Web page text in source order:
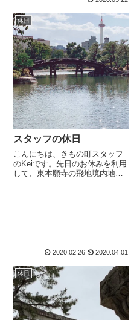
休日
スタッフの休日
こんにちは、きもの町スタッフ
のKeiです。先日のお休みを利用
して、東本願寺の飛地境内地の
2020.02.26 2020.04.01
休日